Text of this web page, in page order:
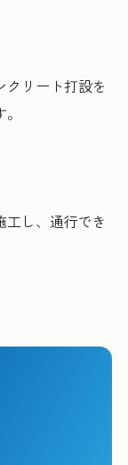
リート打設を
し、通行でき